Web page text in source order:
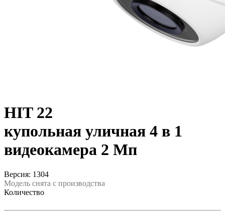
HIT 22
купольная уличная 4 в 1
видеокамера 2 Мп
Версия: 1304
Модель снята с производства
Количество